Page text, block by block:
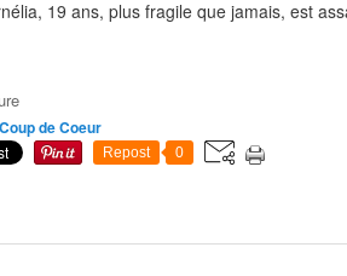
19 ans, plus fragile que jamais, est
de Coeur
Repost 0